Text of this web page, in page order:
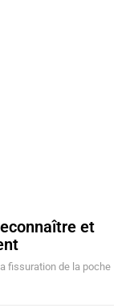
et
fissuration de la poche